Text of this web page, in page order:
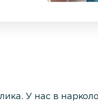
У нас в